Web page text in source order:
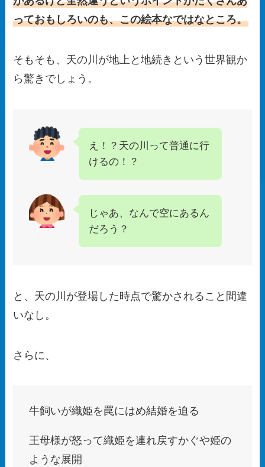
っておもしろいのも、この絵本なではなところ。
そもそも、天の川が地上と地続きという世界観か
ら驚きでしょう。
え！？天の川って普通に行
けるの！？
じゃあ、なんで空にあるん
だろう？
と、天の川が登場した時点で驚かされること間違
いなし。
さらに、
牛飼いが織姫を罠にはめ結婚を迫る
王母様が怒って織姫を連れ戻すかぐや姫の
ような展開